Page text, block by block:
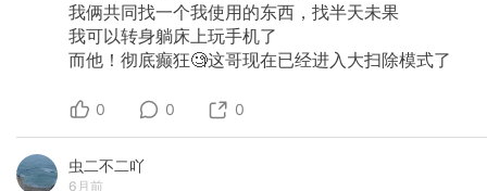
我俩共同找一个我使用的东西，找半天未果
我可以转身躺床上玩手机了
而他！彻底癫狂🧐这哥现在已经进入大扫除模式了
0 0 0
虫二不二吖
6月前